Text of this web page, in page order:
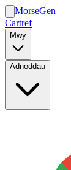
MorseGen
Cartref
Mwy
Adnoddau